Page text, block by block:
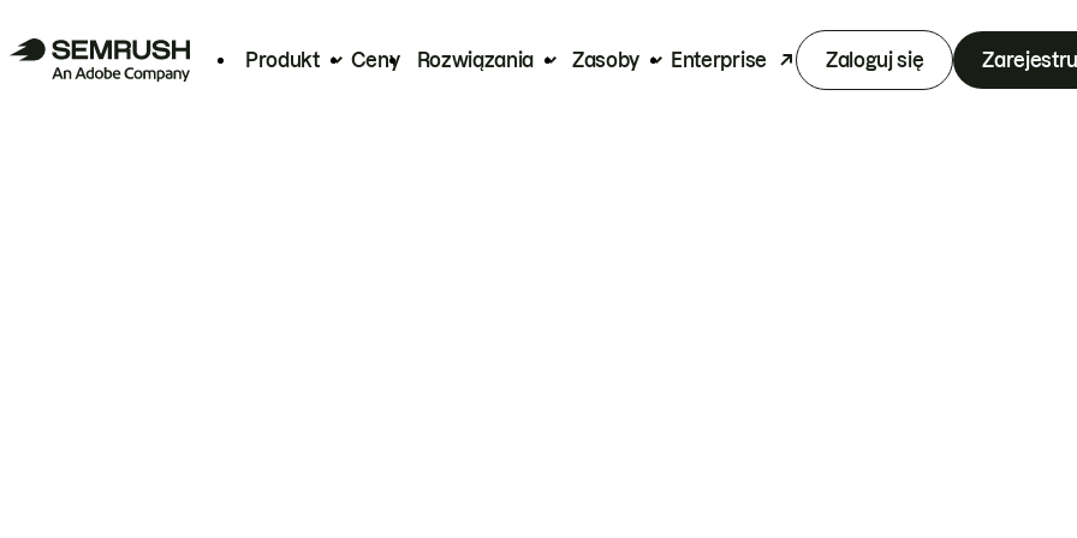
Produkt Ceny Rozwiązania Zasoby Enterprise Zaloguj się